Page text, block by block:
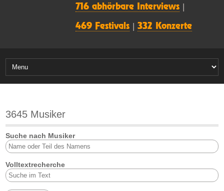
716 abhörbare Interviews
469 Festivals |332 Konzerte
3645 Musiker
Suche nach Musiker
Volltextrecherche